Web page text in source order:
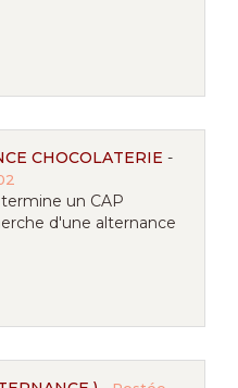
CHOCOLATERIE -
un CAP
d'une alternance